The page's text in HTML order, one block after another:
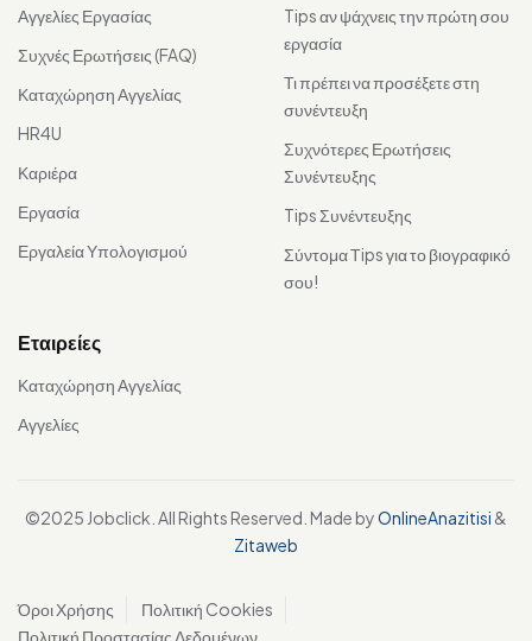
Αγγελίες Εργασίας
Συχνές Ερωτήσεις (FAQ)
Καταχώρηση Αγγελίας
HR4U
Καριέρα
Εργασία
Εργαλεία Υπολογισμού
Tips αν ψάχνεις την πρώτη σου
εργασία
Τι πρέπει να προσέξετε στη
συνέντευξη
Συχνότερες Ερωτήσεις
Συνέντευξης
Tips Συνέντευξης
Σύντομα Τips για το βιογραφικό
σου!
Εταιρείες
Καταχώρηση Αγγελίας
Αγγελίες
©2025 Jobclick. All Rights Reserved. Made byOnlineAnazitisi &
Zitaweb
Όροι Χρήσης
Πολιτική Cookies
Πολιτική Προστασίας Δεδομένων